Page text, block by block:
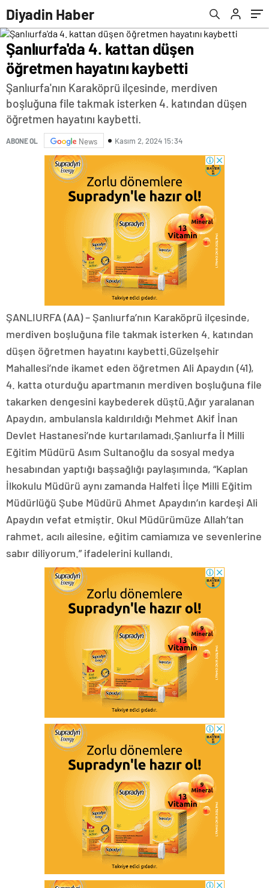
Diyadin Haber
Şanlıurfa'da 4. kattan düşen
öğretmen hayatını kaybetti
Şanlıurfa'nın Karaköprü ilçesinde, merdiven
boşluğuna file takmak isterken 4. katından düşen
öğretmen hayatını kaybetti.
ABONE OL News Kasım 2, 2024 15:34
ŞANLIURFA (AA) – Şanlıurfa’nın Karaköprü ilçesinde,
merdiven boşluğuna file takmak isterken 4. katından
düşen öğretmen hayatını kaybetti.Güzelşehir
Mahallesi’nde ikamet eden öğretmen Ali Apaydın (41),
4. katta oturduğu apartmanın merdiven boşluğuna file
takarken dengesini kaybederek düştü.Ağır yaralanan
Apaydın, ambulansla kaldırıldığı Mehmet Akif İnan
Devlet Hastanesi’nde kurtarılamadı.Şanlıurfa İl Milli
Eğitim Müdürü Asım Sultanoğlu da sosyal medya
hesabından yaptığı başsağlığı paylaşımında, “Kaplan
İlkokulu Müdürü aynı zamanda Halfeti İlçe Milli Eğitim
Müdürlüğü Şube Müdürü Ahmet Apaydın’ın kardeşi Ali
Apaydın vefat etmiştir. Okul Müdürümüze Allah’tan
rahmet, acılı ailesine, eğitim camiamıza ve sevenlerine
sabır diliyorum.” ifadelerini kullandı.